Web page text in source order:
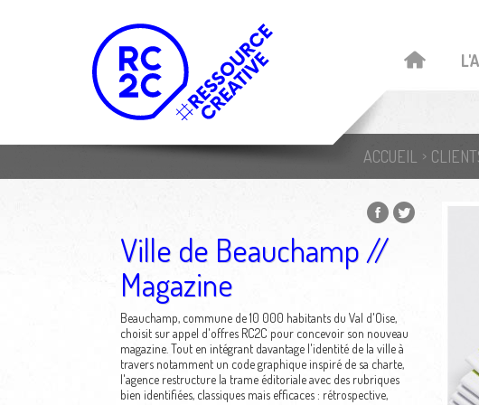
ACCUEIL
Ville de Beauchamp //
Magazine
Beauchamp, commune de 10 000 habitants du Val d'Oise,
choisit sur appel d'offres RC2C pour concevoir son nouveau
magazine. Tout en intégrant davantage l'identité de la ville à
travers notamment un code graphique inspiré de sa charte,
l'agence restructure la trame éditoriale avec des rubriques
bien identifiées, classiques mais efficaces : rétrospective,